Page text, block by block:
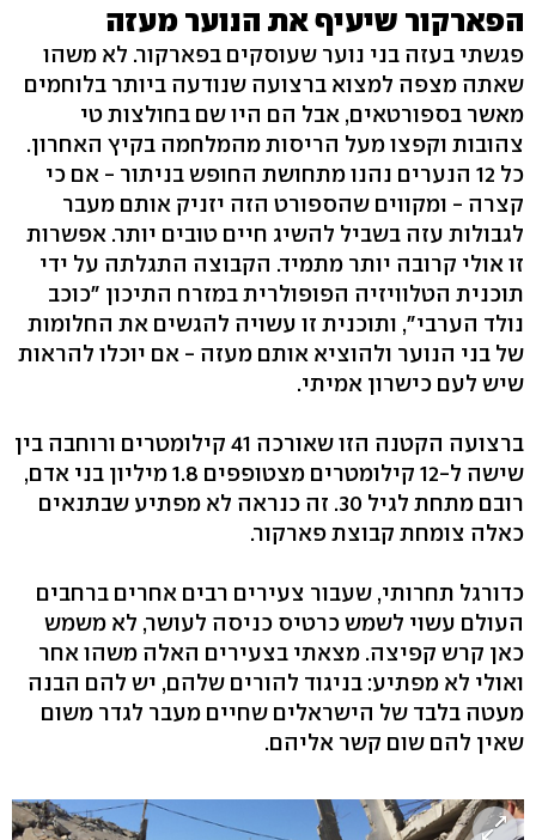
הפארקור שיעיף את הנוער מעזה
פגשתי בעזה בני נוער שעוסקים בפארקור. לא משהו
שאתה מצפה למצוא ברצועה שנודעה ביותר בלוחמים
מאשר בספורטאים, אבל הם היו שם בחולצות טי
צהובות וקפצו מעל הריסות מהמלחמה בקיץ האחרון.
כל 12 הנערים נהנו מתחושת החופש בניתור - אם כי
קצרה - ומקווים שהספורט הזה יזניק אותם מעבר
לגבולות עזה בשביל להשיג חיים טובים יותר. אפשרות
זו אולי קרובה יותר מתמיד. הקבוצה התגלתה על ידי
תוכנית הטלוויזיה הפופולרית במזרח התיכון "כוכב
נולד הערבי", ותוכנית זו עשויה להגשים את החלומות
של בני הנוער ולהוציא אותם מעזה - אם יוכלו להראות
שיש לעם כישרון אמיתי.
ברצועה הקטנה הזו שאורכה 41 קילומטרים ורוחבה בין
שישה ל-12 קילומטרים מצטופפים 1.8 מיליון בני אדם,
רובם מתחת לגיל 30. זה כנראה לא מפתיע שבתנאים
כאלה צומחת קבוצת פארקור.
כדורגל תחרותי, שעבור צעירים רבים אחרים ברחבים
העולם עשוי לשמש כרטיס כניסה לעושר, לא משמש
כאן קרש קפיצה. מצאתי בצעירים האלה משהו אחר
ואולי לא מפתיע: בניגוד להורים שלהם, יש להם הבנה
מעטה בלבד של הישראלים שחיים מעבר לגדר משום
שאין להם שום קשר אליהם.